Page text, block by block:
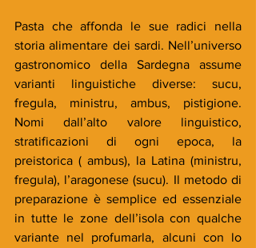
Pasta che affonda le sue radici nella
storia alimentare dei sardi. Nell’universo
gastronomico della Sardegna assume
varianti linguistiche diverse: sucu,
fregula, ministru, ambus, pistigione.
Nomi dall’alto valore linguistico,
stratificazioni di ogni epoca, la
preistorica ( ambus), la Latina (ministru,
fregula), l’aragonese (sucu). Il metodo di
preparazione è semplice ed essenziale
in tutte le zone dell’isola con qualche
variante nel profumarla, alcuni con lo